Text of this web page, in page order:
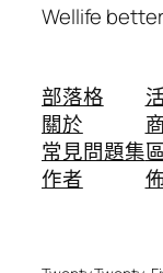
Wellife
部落格
關於
常見問題集
作者